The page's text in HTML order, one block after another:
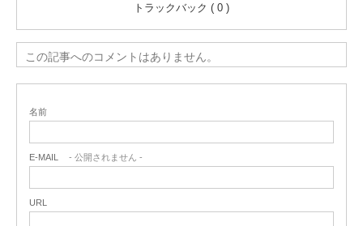
トラックバック ( 0 )
この記事へのコメントはありません。
名前
E-MAIL - 公開されません -
URL